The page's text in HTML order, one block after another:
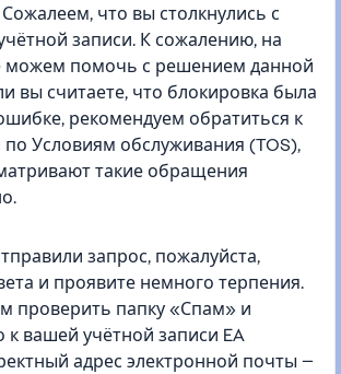
Сожалеем, что вы столкнулись с
записи. К сожалению, на
помочь с решением данной
вы считаете, что блокировка была
рекомендуем обратиться к
Условиям обслуживания (TOS),
такие обращения
запрос, пожалуйста,
и проявите немного терпения.
проверить папку «Спам» и
к вашей учётной записи EA
адрес электронной почты —